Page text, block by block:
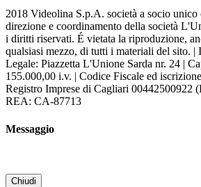
2018 Videolina S.p.A. società a socio unico
direzione e coordinamento della società
i diritti riservati. É vietata la riproduzione,
qualsiasi mezzo, di tutti i materiali del sito. |
Legale: Piazzetta L'Unione Sarda nr. 24 |
155.000,00 i.v. | Codice Fiscale ed
Registro Imprese di Cagliari 00442500922
REA: CA-87713
Messaggio
Chiudi